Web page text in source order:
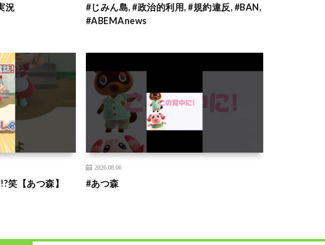
況
#じみん島, #政治的利用, #規約違反, #BAN,
#ABEMAnews
笑【あつ森】
2026.08.06
#あつ森